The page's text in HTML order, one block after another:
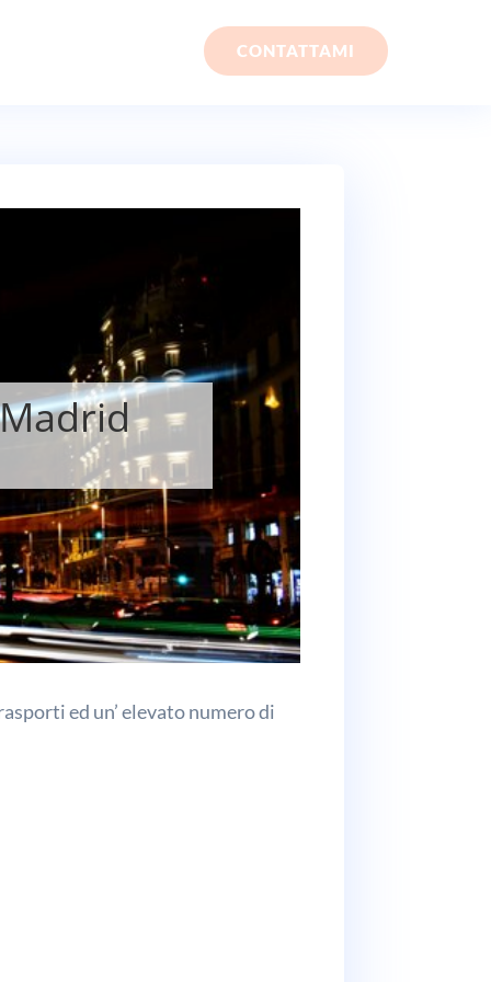
CONTATTAMI
ed un’ elevato numero di